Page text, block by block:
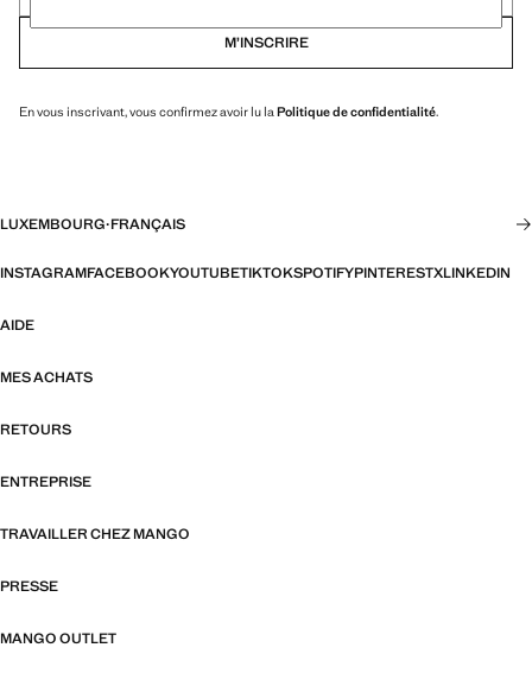
M’INSCRIRE
En vous inscrivant, vous confirmez avoir lu la Politique de confidentialité.
LUXEMBOURG·FRANÇAIS
INSTAGRAMFACEBOOKYOUTUBETIKTOKSPOTIFYPINTERESTXLINKEDIN
AIDE
MES ACHATS
RETOURS
ENTREPRISE
TRAVAILLER CHEZ MANGO
PRESSE
MANGO OUTLET